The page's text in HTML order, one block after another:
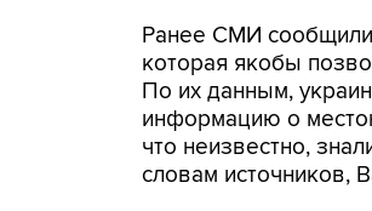
Ранее СМИ
которая якобы
По их данным,
информацию о
что неизвестно,
словам источников,